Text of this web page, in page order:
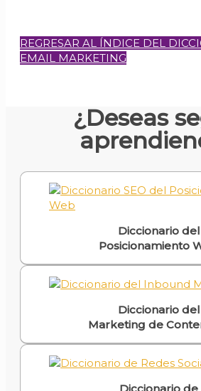
REGRESAR AL ÍNDICE DEL
EMAIL MARKETING
¿Deseas
Diccionario del
Posicionamiento
Diccionario del
Marketing de